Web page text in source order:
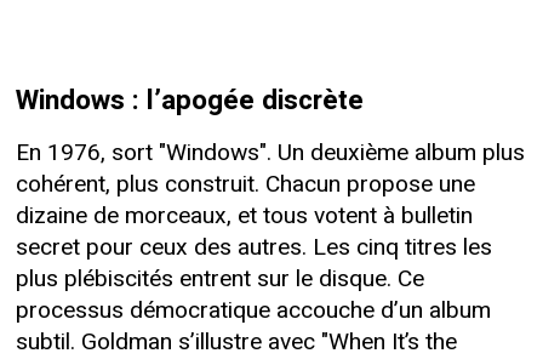
Windows : l’apogée discrète
En 1976, sort "Windows". Un deuxième album plus
cohérent, plus construit. Chacun propose une
dizaine de morceaux, et tous votent à bulletin
secret pour ceux des autres. Les cinq titres les
plus plébiscités entrent sur le disque. Ce
processus démocratique accouche d’un album
subtil. Goldman s’illustre avec "When It’s the